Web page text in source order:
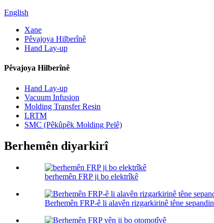
English
Xane
Pêvajoya Hilberînê
Hand Lay-up
Pêvajoya Hilberînê
Hand Lay-up
Vacuum Infusion
Molding Transfer Resin
LRTM
SMC (Pêkûpêk Molding Pelê)
Berhemên diyarkirî
berhemên FRP ji bo elektrîkê
Berhemên FRP-ê li alavên rizgarkirinê têne sepandin